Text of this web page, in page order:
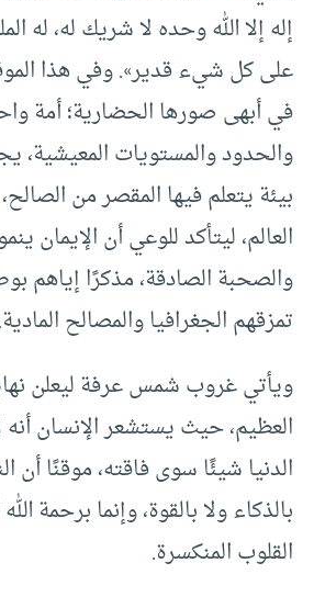
إله إلا الله وحده لا شريك له، له
على كل شيء قدير». وفي هذا
في أبهى صورها الحضارية؛ أمة
والحدود والمستويات المعيشية،
بيئة يتعلم فيها المقصر من
العالم، ليتأكد للوعي أن الإيمان
والصحبة الصادقة، مذكرًا إياهم
تمزقهم الجغرافيا والمصالح المادية.
ويأتي غروب شمس عرفة ليعلن
العظيم، حيث يستشعر الإنسان
الدنيا شيئًا سوى فاقته، موقنًا أن
بالذكاء ولا بالقوة، وإنما برحمة
القلوب المنكسرة.